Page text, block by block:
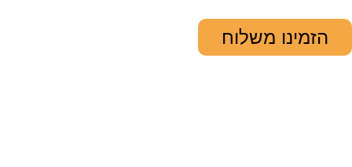
הזמינו משלוח